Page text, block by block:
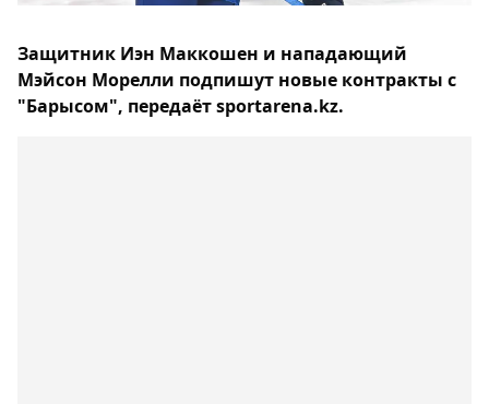
Защитник Иэн Маккошен и нападающий
Мэйсон Морелли подпишут новые контракты с
"Барысом", передаёт sportarena.kz.